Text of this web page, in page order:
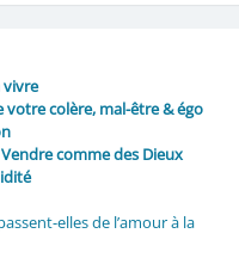
vivre
votre colère, mal-être & égo
comme des Dieux
elles de l’amour à la